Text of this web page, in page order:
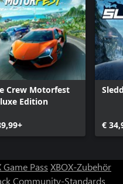
Crew Motorfest
Edition
€
Game Pass XBOX-Zubehör
Community-Standards